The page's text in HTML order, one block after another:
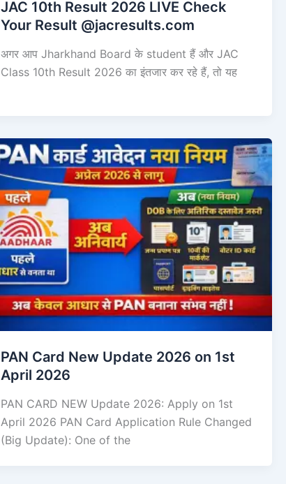
JAC 10th Result 2026 LIVE Check
Your Result @jacresults.com
अगर आप Jharkhand Board के student हैं और JAC
Class 10th Result 2026 का इंतजार कर रहे हैं, तो यह
PAN Card New Update 2026 on 1st
April 2026
PAN CARD NEW Update 2026: Apply on 1st
April 2026 PAN Card Application Rule Changed
(Big Update): One of the